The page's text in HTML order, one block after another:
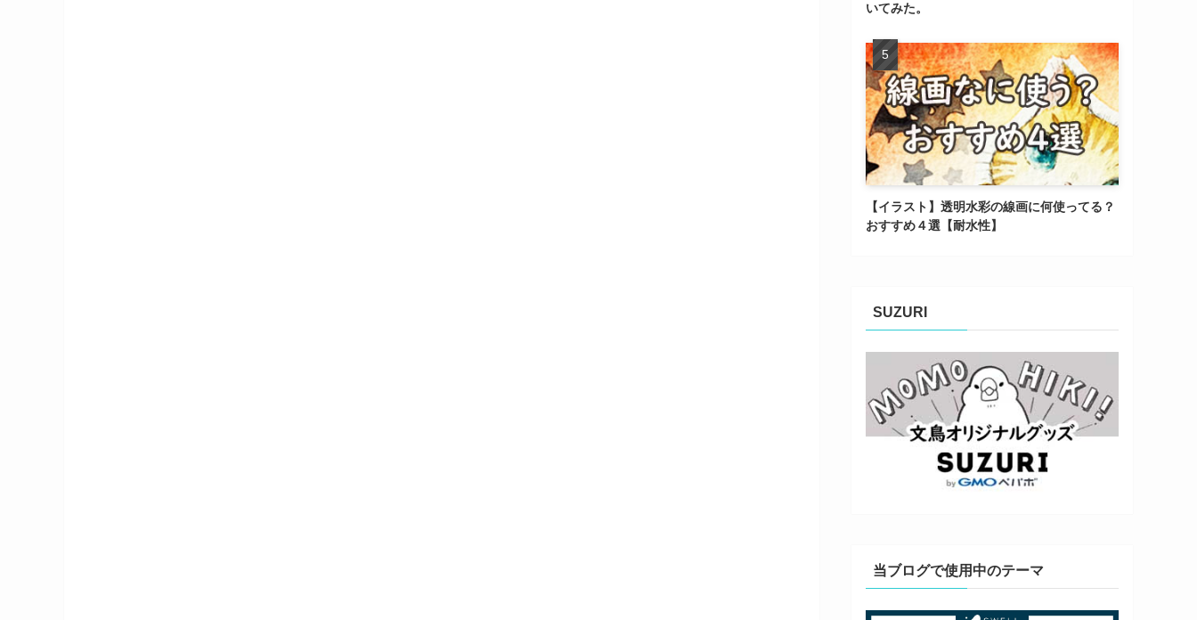
いてみた。
【イラスト】透明水彩の線画に何使ってる？
おすすめ４選【耐水性】
SUZURI
当ブログで使用中のテーマ